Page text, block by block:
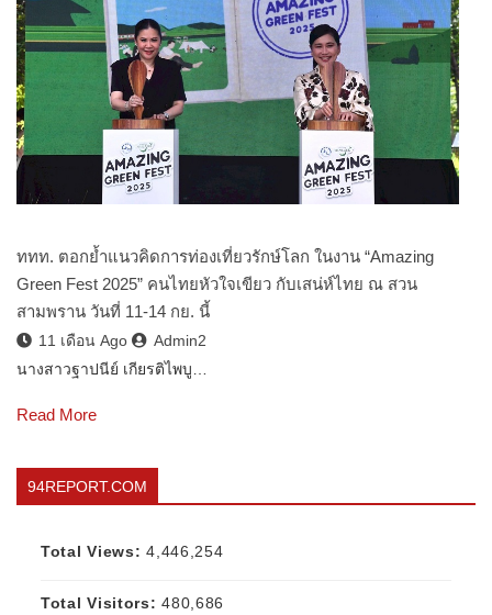
ททท. ตอกย้ำแนวคิดการท่องเที่ยวรักษ์โลก ในงาน “Amazing
Green Fest 2025” คนไทยหัวใจเขียว กับเสน่ห์ไทย ณ สวน
สามพราน วันที่ 11-14 กย. นี้
11 เดือน Ago
Admin2
นางสาวฐาปนีย์ เกียรติไพบู…
Read More
94REPORT.COM
Total Views:4,446,254
Total Visitors:480,686